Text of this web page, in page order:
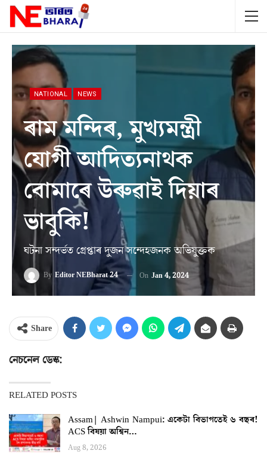
NATIONAL NEWS
ৰাম মন্দিৰ, মুখ্যমন্ত্ৰী
যোগী আদিত্যনাথক
বোমাৰে উৰুৱাই দিয়াৰ
ভাবুকি!
ঘটনা সন্দৰ্ভত গ্ৰেপ্তাৰ দুজন সন্দেহজনক অভিযুক্তক
By Editor NEBharat 24 On Jan 4, 2024
Share
নেচনেল ডেস্ক:
RELATED POSTS
Assam| Ashwin Nampui: একেটা বিভাগতেই ৬ বছৰ!
ACS বিষয়া অশ্বিন…
Aug 8, 2026